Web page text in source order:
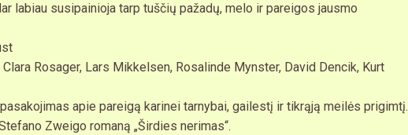
labiau susipainioja tarp tuščių pažadų, melo ir pareigos jausmo
Clara Rosager, Lars Mikkelsen, Rosalinde Mynster, David Dencik, Kurt
apie pareigą karinei tarnybai, gailestį ir tikrąją meilės prigimtį.
Zweigo romaną „Širdies nerimas“.